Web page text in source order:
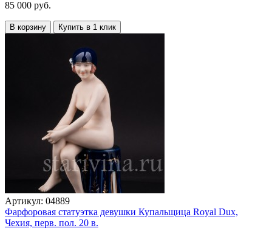
85 000 руб.
В корзину Купить в 1 клик
Артикул: 04889
Фарфоровая статуэтка девушки Купальщица Royal Dux,
Чехия, перв. пол. 20 в.